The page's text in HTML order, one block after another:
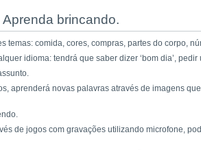
brincando.
temas: comida, cores, compras, partes do corpo,
idioma: tendrá que saber dizer ‘bom dia’,
aprenderá novas palavras através de imagens
de jogos com gravações utilizando microfone,